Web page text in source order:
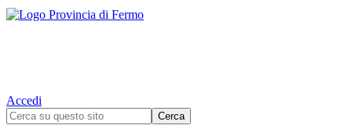
Accedi